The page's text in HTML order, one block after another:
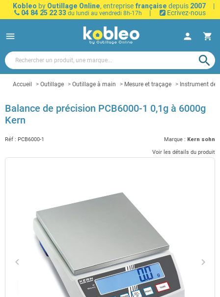
Kobleo by Outillage Online, entreprise française depuis 2007
|
04 84 25 22 33 du lundi au vendredi 8h-17h | Ecrivez-nous
menu person shopping_cart
search
Accueil Outillage Outillage à main Mesure et traçage Instrument de
Balance de précision PCB6000-1 0,1g à 6000g
Kern
Réf : PCB6000-1 Marque : Kern sohn
Voir les détails du produit
Précédent
keyboard_arrow_left keyboard_arrow_right